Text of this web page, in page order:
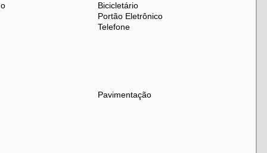
Bicicletário
Portão Eletrônico
Telefone
Pavimentação